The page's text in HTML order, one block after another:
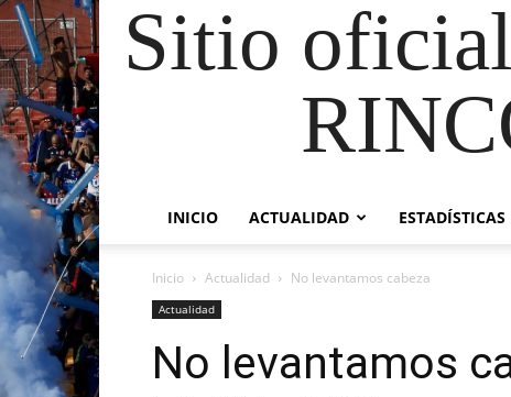
Sitio
INICIO ACTUALIDAD ESTADÍSTICAS
Inicio Actualidad No levantamos cabeza
Actualidad
No levantamos